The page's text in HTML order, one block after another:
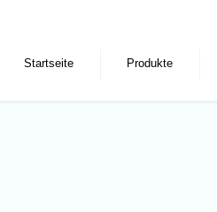
Startseite Produkte